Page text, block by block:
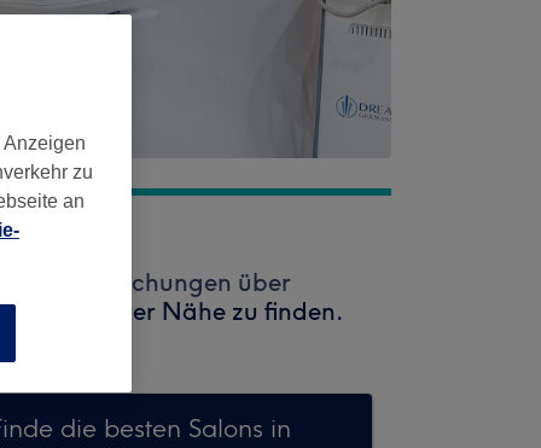
keine Buchungen über
in Ihrer Nähe zu finden.
die besten Salons in
zu
an